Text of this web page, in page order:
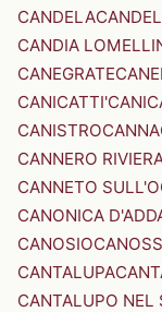
CANDELA
CANDIA
CANEGRATE
CANICATTI'
CANISTROCANNA
CANNERO
CANNETO
CANONICA
CANOSIO
CANTALUPA
CANTALUPO NEL